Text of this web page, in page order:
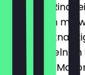
gegrilltes
zusammen mit
Tomaten
Röstzwiebeln
Sauce und